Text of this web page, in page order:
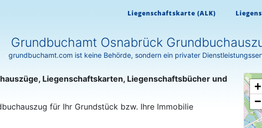
Liegenschaftskarte (ALK)
Grundbuchamt Osnabrück
grundbuchamt.com ist keine Behörde, sondern ein privater
Liegenschaftskarten, Liegenschaftsbücher und
für Ihr Grundstück bzw. Ihre Immobilie
+
−